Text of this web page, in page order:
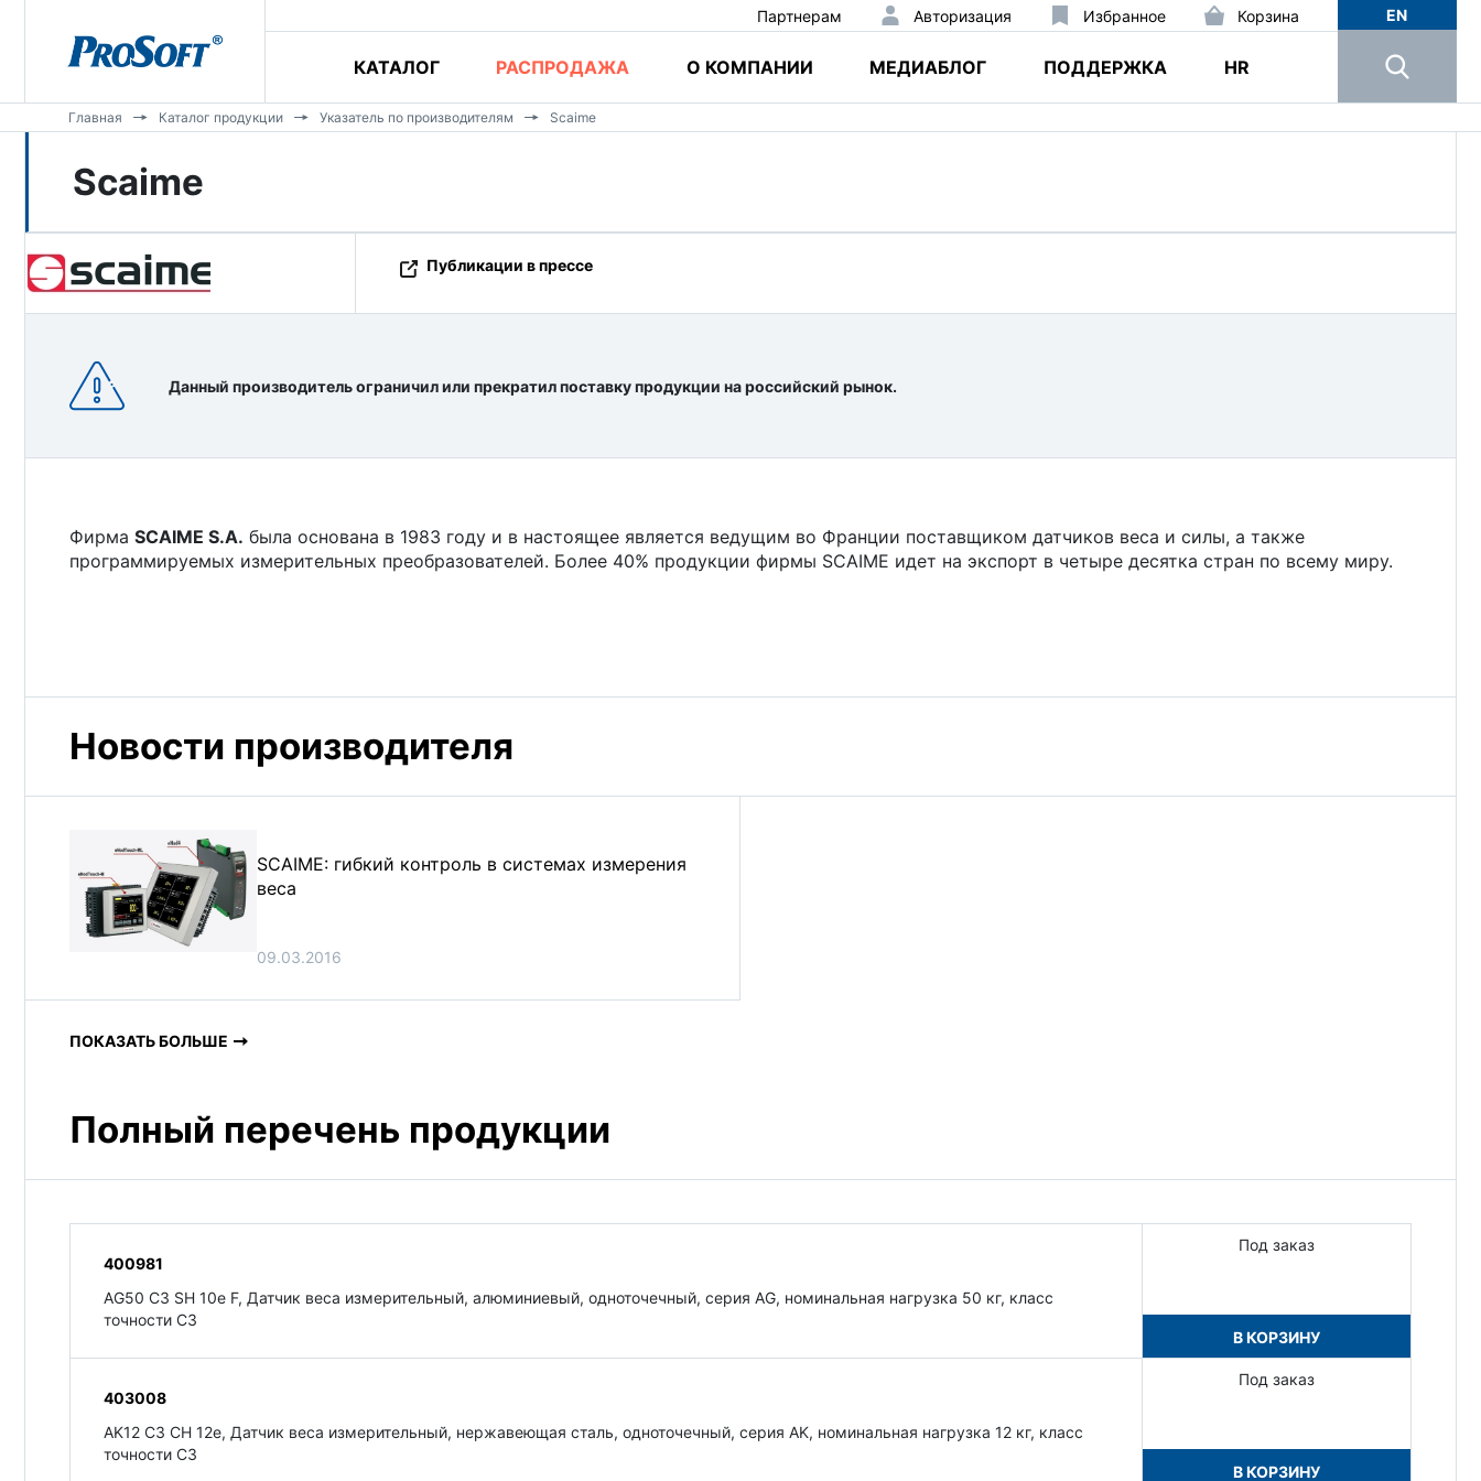
Партнерам Избранное
Авторизация Корзина
КАТАЛОГ РАСПРОДАЖА О КОМПАНИИ МЕДИАБЛОГ ПОДДЕРЖКА HR
EN
Главная Каталог продукции Указатель по производителям Scaime
Scaime
Публикации в прессе
Данный производитель ограничил или прекратил поставку продукции на российский рынок.
Фирма SCAIME S.A. была основана в 1983 году и в настоящее является ведущим во Франции поставщиком датчиков веса и силы, а также
программируемых измерительных преобразователей. Более 40% продукции фирмы SCAIME идет на экспорт в четыре десятка стран по всему миру.
Новости производителя
SCAIME: гибкий контроль в системах измерения
веса
09.03.2016
ПОКАЗАТЬ БОЛЬШЕ
Полный перечень продукции
400981
AG50 C3 SH 10e F, Датчик веса измерительный, алюминиевый, одноточечный, серия AG, номинальная нагрузка 50 кг, класс
точности C3
Под заказ
В КОРЗИНУ
403008
AK12 C3 CH 12e, Датчик веса измерительный, нержавеющая сталь, одноточечный, серия AK, номинальная нагрузка 12 кг, класс
точности C3
Под заказ
В КОРЗИНУ